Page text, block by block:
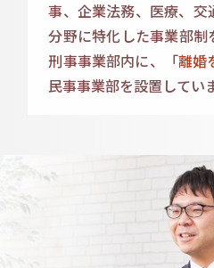
事、企業法務、医療、交
分野に特化した事業部制
刑事事業部内に、「離婚
民事事業部を設置してい